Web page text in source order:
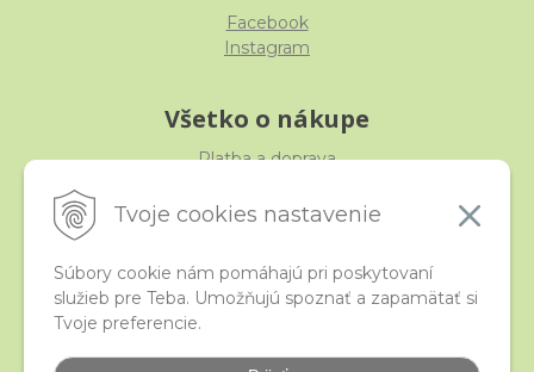
Tvoje cookies nastavenie
Súbory cookie nám pomáhajú pri poskytovaní
služieb pre Teba. Umožňujú spoznať a zapamätať si
Tvoje preferencie.
Facebook
Instagram
Všetko o nákupe
Platba a doprava
Obchodné podmienky
iStraka